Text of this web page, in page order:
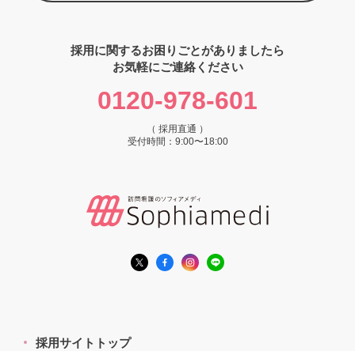
採用に関するお困りごとがありましたら
お気軽にご連絡ください
0120-978-601
（ 採用直通 ）
受付時間：9:00〜18:00
採用サイトトップ